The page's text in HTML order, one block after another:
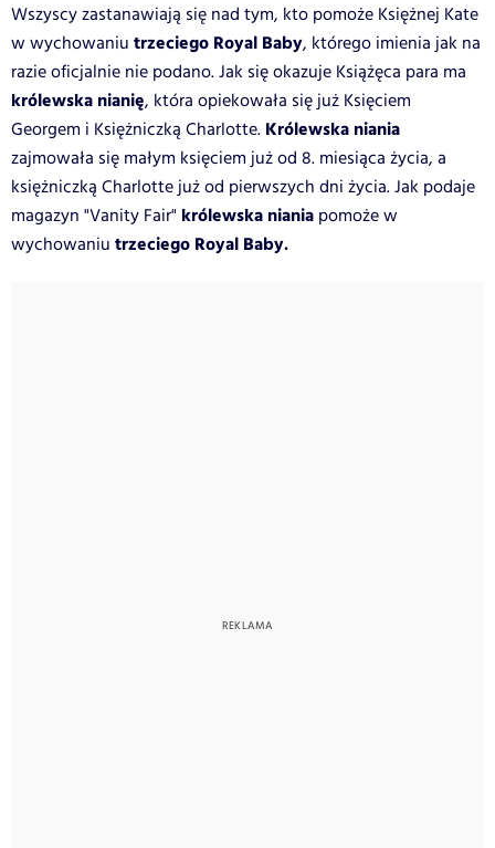
Wszyscy zastanawiają się nad tym, kto pomoże Księżnej Kate
w wychowaniu trzeciego Royal Baby, którego imienia jak na
razie oficjalnie nie podano. Jak się okazuje Książęca para ma
królewska nianię, która opiekowała się już Księciem
Georgem i Księżniczką Charlotte. Królewska niania
zajmowała się małym księciem już od 8. miesiąca życia, a
księżniczką Charlotte już od pierwszych dni życia. Jak podaje
magazyn "Vanity Fair" królewska niania pomoże w
wychowaniu trzeciego Royal Baby.